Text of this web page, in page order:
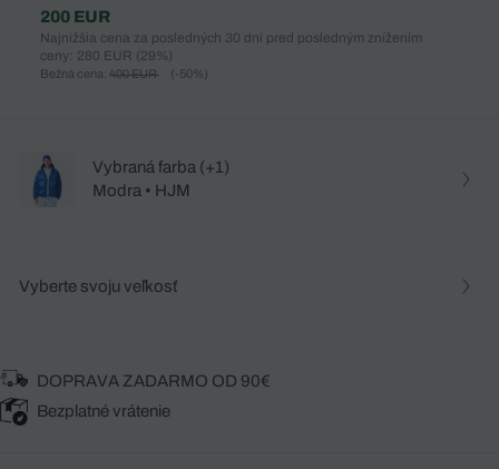
200 EUR
Najnižšia cena za posledných 30 dní pred posledným znížením
ceny: 280 EUR (29%)
Bežná cena: 400 EUR (-50%)
Vybraná farba (+1)
Modra • HJM
Vyberte svoju veľkosť
DOPRAVA ZADARMO OD 90€
Bezplatné vrátenie